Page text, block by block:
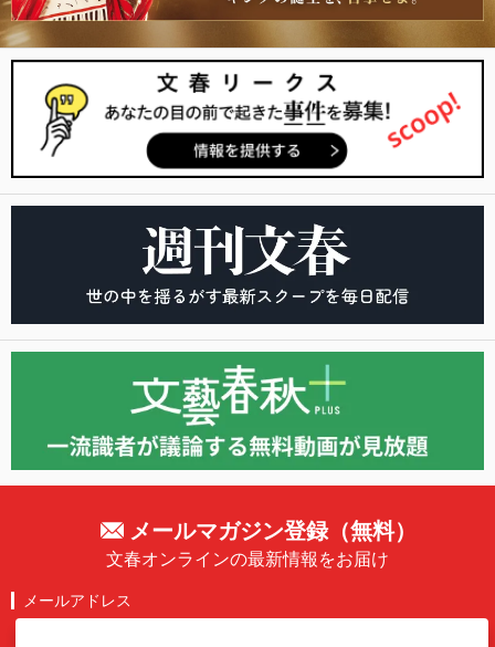
メールマガジン登録（無料）
文春オンラインの最新情報をお届け
メールアドレス